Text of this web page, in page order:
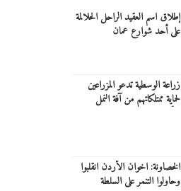
إطلاق اسم العقيد الراحل الحلالمة
على أحد شوارع عمان
زراعة الوسطية تدعو المزراعين
لحماية ممتلكاتهم من آفة النمل
الخصاونة: اخوان الأردن انقلبوا
وحاولوا التنمر على السلطة